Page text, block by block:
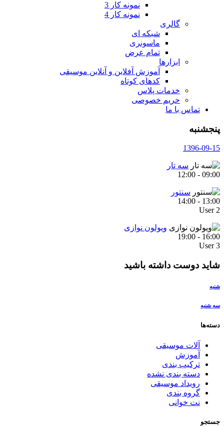
نمونه کار 3
نمونه کار 4
گالری
شبکه ای
ماسونری
تمام عرض
ابزارها
آموزش آفلاین و آنلاین موسیقی
کدهای کوتاه
خدمات پلاس
حریم خصوصی
تماس با ما
پنجشنبه
1396-09-15
سه تار
09:00
-
12:00
سنتور
13:00
-
14:00
User 2
ویولون نوازی
16:00
-
19:00
User 3
شاید دوست داشته باشید
شنبه
سه شنبه
دسته‌ها
آلات موسیقی
آموزش
ترکیب بندی
دسته بندی نشده
رویداد موسیقی
گروه بندی
نت خوانی
جستجو